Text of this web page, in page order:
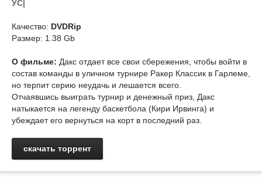
УС|
Качество: DVDRip
Размер: 1.38 Gb
О фильме: Дакс отдает все свои сбережения, чтобы войти в
состав команды в уличном турнире Ракер Классик в Гарлеме,
но терпит серию неудачь и лешается всего.
Отчаявшись выиграть турнир и денежный приз, Дакс
натыкается на легенду баскетбола (Кири Ирвинга) и
убеждает его вернуться на корт в последний раз.
скачать торрент